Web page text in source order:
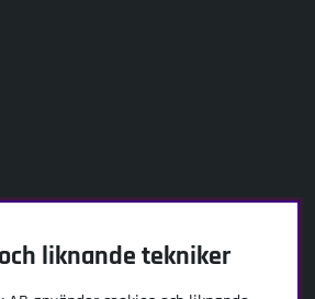
liknande tekniker